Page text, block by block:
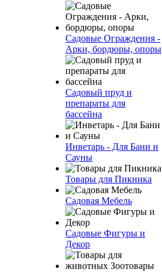
Садовые Ограждения -
Арки, бордюры, опоры
Садовый пруд и
препараты для
бассейна
Инветарь - Для Бани и
Сауны
Товары для Пикника
Садовая Мебель
Садовые Фигуры и
Декор